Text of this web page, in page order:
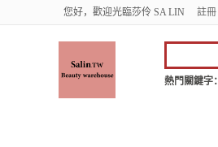
您好，歡迎光臨莎伶 SA LIN 註冊
熱門關鍵字：